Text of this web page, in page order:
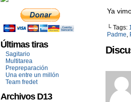
Últimas tiras
Sagitario
Multitarea
Prepreparación
Una entre un millón
Team fredet
Archivos D13
Ya
└ Tags:
Padme,